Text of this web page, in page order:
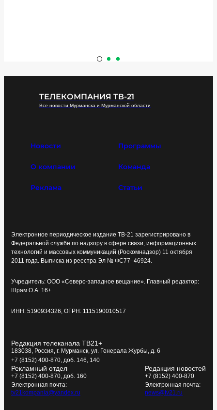
ТЕЛЕКОМПАНИЯ ТВ-21
Все новости Мурманска и Мурманской области
Новости Программы
О компании Команда
Реклама Статьи
Электронное периодическое издание ТВ-21 зарегистрировано в
Федеральной службе по надзору в сфере связи, информационных
технологий и массовых коммуникаций (Роскомнадзор) 11 октября
2011 года. Выписка из реестра Эл № ФС77–46924.
Учредитель: ООО «Северо-западное вещание». Главный редактор:
Шрам О.А. 16+
ИНН: 5190934326, ОГРН: 1115190010517
Редакция телеканала ТВ21+
183038, Россия, г. Мурманск, ул. Генерала Журбы, д. 6
+7 (8152) 400-870, доб. 146, 140
Рекламный отдел
+7 (8152) 400-870, доб. 160
Электронная почта:
tv21kompania@yandex.ru
Редакция новостей
+7 (8152) 400-870
Электронная почта:
news@tv21.ru